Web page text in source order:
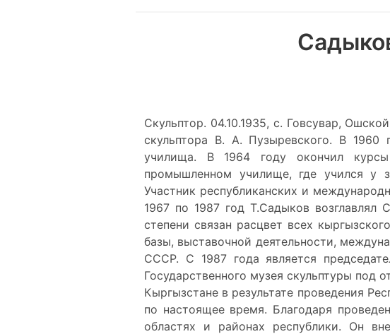
Скульптор. 04.10.1935, с. Говсувар,
скульптора В. А. Пузыревского. В 1960
училища. В 1964 году окончил
промышленном училище, где учился у
Участник республиканских и
1967 по 1987 год Т.Садыков
степени связан расцвет всех
базы, выставочной деятельности,
СССР. С 1987 года является
Государственного музея скульптуры под
Кыргызстане в результате проведения
по настоящее время. Благодаря
областях и районах республики. Он